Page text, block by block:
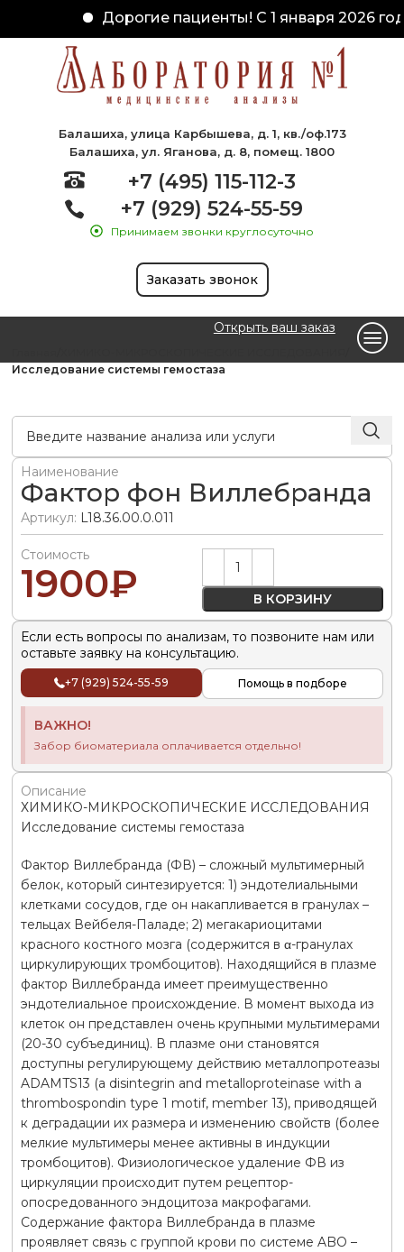
Дорогие пациенты! С 1 января 2026
Балашиха, улица Карбышева, д. 1, кв./оф.173
Балашиха, ул. Яганова, д. 8, помещ. 1800
+7 (495) 115-112-3
+7 (929) 524-55-59
Принимаем звонки круглосуточно
Заказать звонок
Открыть ваш заказ
Исследование системы гемостаза
Наименование
Фактор фон Виллебранда
Артикул: L18.36.00.0.011
Стоимость
1900₽ В КОРЗИНУ
Alternative:
Если есть вопросы по анализам, то позвоните нам или
оставьте заявку на консультацию.
+7 (929) 524-55-59 Помощь в подборе
ВАЖНО!
Забор биоматериала оплачивается отдельно!
Описание
ХИМИКО-МИКРОСКОПИЧЕСКИЕ ИССЛЕДОВАНИЯ
Исследование системы гемостаза
Фактор Виллебранда (ФВ) – сложный мультимерный
белок, который синтезируется: 1) эндотелиальными
клетками сосудов, где он накапливается в гранулах –
тельцах Вейбеля-Паладе; 2) мегакариоцитами
красного костного мозга (содержится в α-гранулах
циркулирующих тромбоцитов). Находящийся в плазме
фактор Виллебранда имеет преимущественно
эндотелиальное происхождение. В момент выхода из
клеток он представлен очень крупными мультимерами
(20-30 субъединиц). В плазме они становятся
доступны регулирующему действию металлопротеазы
ADAMTS13 (a disintegrin and metalloproteinase with a
thrombospondin type 1 motif, member 13), приводящей
к деградации их размера и изменению свойств (более
мелкие мультимеры менее активны в индукции
тромбоцитов). Физиологическое удаление ФВ из
циркуляции происходит путем рецептор-
опосредованного эндоцитоза макрофагами.
Содержание фактора Виллебранда в плазме
проявляет связь с группой крови по системе ABO –